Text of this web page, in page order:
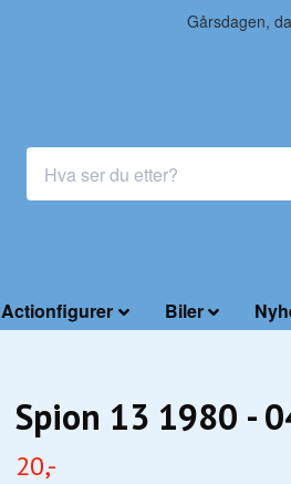
Gårsdagen,
Actionfigurer Biler
Spion 13 1980 -
20,-